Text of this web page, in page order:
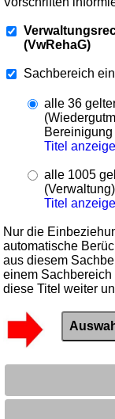
(VwRehaG)
Sachbereich
alle 36
Titel
alle 1005
(Verwaltung)
Titel
Nur die
automatische
aus diesem
einem
diese Titel weiter